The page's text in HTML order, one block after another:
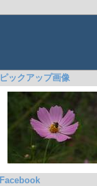
ピックアップ画像
Facebook